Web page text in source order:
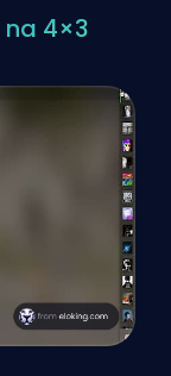
na 4×3